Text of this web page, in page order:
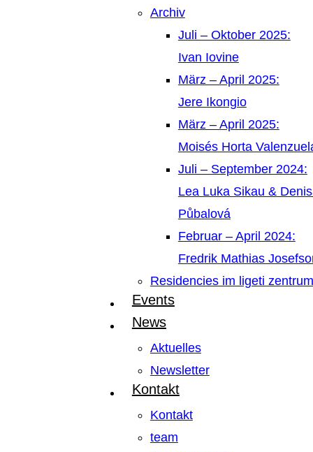
Archiv
Juli – Oktober 2025:
Ivan Iovine
März – April 2025:
Jere Ikongio
März – April 2025:
Moisés Horta
Juli – September 2024:
Lea Luka Sikau &
Půbalová
Februar – April 2024:
Fredrik Mathias
Residencies im ligeti zentrum
Events
News
Aktuelles
Newsletter
Kontakt
Kontakt
team